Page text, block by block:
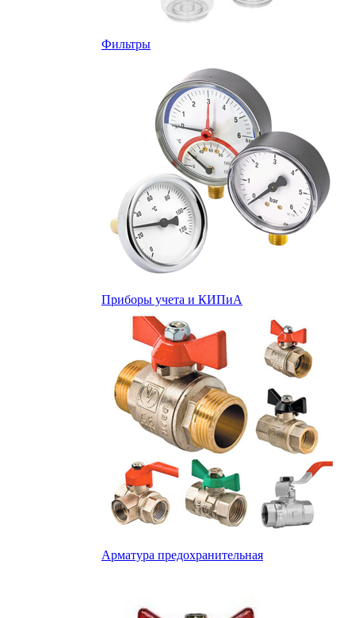
Фильтры
Приборы учета и КИПиА
Арматура предохранительная